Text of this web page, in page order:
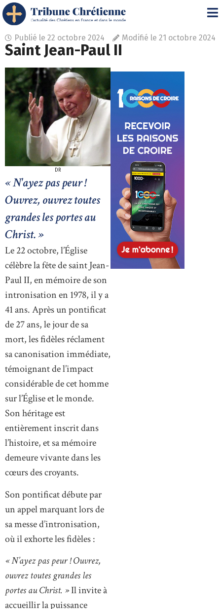
Publié le 22 octobre 2024 Modifié le 21 octobre 2024
Saint Jean-Paul II
DR
« N'ayez pas peur !
Ouvrez, ouvrez toutes
grandes les portes au
Christ. »
Le 22 octobre, l’Église
célèbre la fête de saint Jean-
Paul II, en mémoire de son
intronisation en 1978, il y a
41 ans. Après un pontificat
de 27 ans, le jour de sa
mort, les fidèles réclament
sa canonisation immédiate,
témoignant de l’impact
considérable de cet homme
sur l’Église et le monde.
Son héritage est
entièrement inscrit dans
l’histoire, et sa mémoire
demeure vivante dans les
cœurs des croyants.
Son pontificat débute par
un appel marquant lors de
sa messe d’intronisation,
où il exhorte les fidèles :
« N’ayez pas peur ! Ouvrez,
ouvrez toutes grandes les
portes au Christ. »Il invite à
accueillir la puissance